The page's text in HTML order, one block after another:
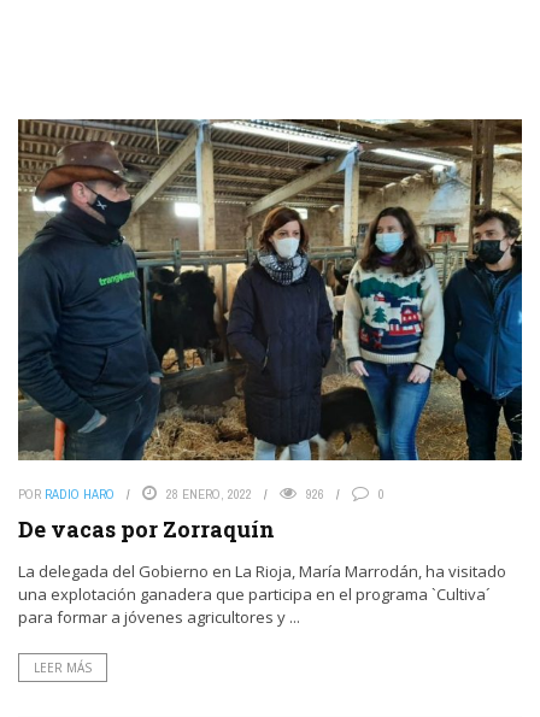
POR RADIO HARO 28 ENERO, 2022 926 0
De vacas por Zorraquín
La delegada del Gobierno en La Rioja, María Marrodán, ha visitado
una explotación ganadera que participa en el programa `Cultiva´
para formar a jóvenes agricultores y ...
LEER MÁS